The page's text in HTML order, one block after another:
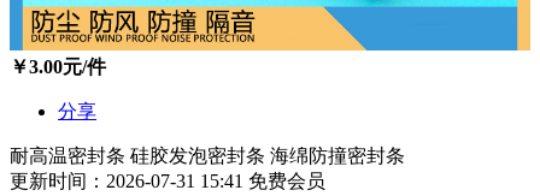
￥3.00元/件
分享
耐高温密封条 硅胶发泡密封条 海绵防撞密封条
更新时间：2026-07-31 15:41 免费会员